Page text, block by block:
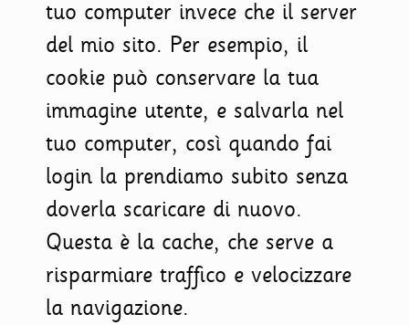
tuo computer invece che il server
del mio sito. Per esempio, il
cookie può conservare la tua
immagine utente, e salvarla nel
tuo computer, così quando fai
login la prendiamo subito senza
doverla scaricare di nuovo.
Questa è la cache, che serve a
risparmiare traffico e velocizzare
la navigazione.